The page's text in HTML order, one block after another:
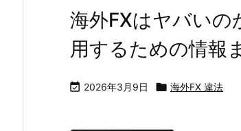
海外FXはヤバいの
用するための情報
 2026年3月9日  海外FX 違法